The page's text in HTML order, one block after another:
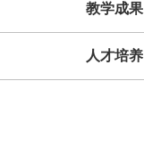
教学成果
人才培养